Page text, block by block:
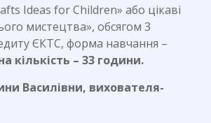
Ideas for Children» або цікаві
мистецтва», обсягом 3
ЄКТС, форма навчання –
кількість – 33 години.
Василівни, вихователя-